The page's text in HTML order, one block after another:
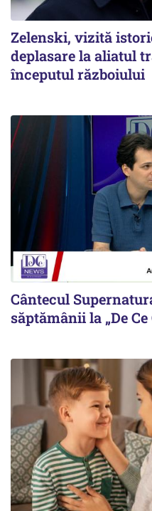
Zelenski, vizită
deplasare la aliatul
începutul războiului
Cântecul
săptămânii la „De